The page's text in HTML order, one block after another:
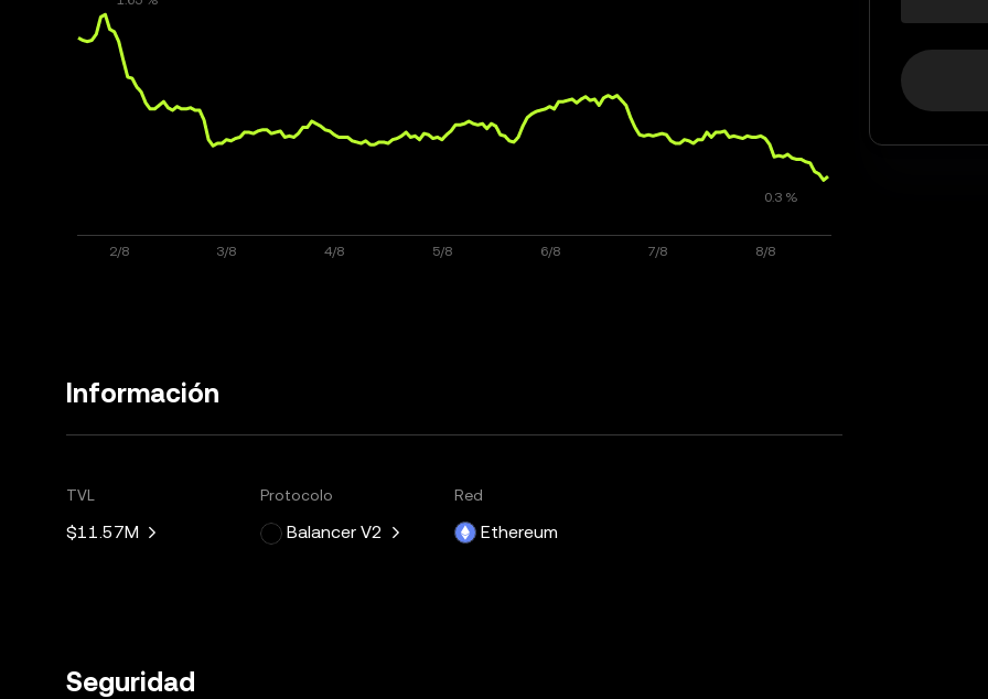
Información
TVL
$11.57M
Protocolo
Balancer V2
Red
Ethereum
Seguridad